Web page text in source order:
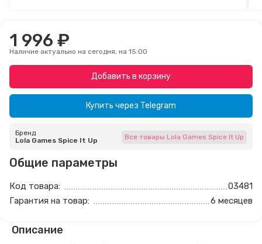
1 996 ₽
Наличие актуально на сегодня, на 15:00
Добавить в корзину
Купить через Telegram
Бренд
Lola Games Spice It Up
Все товары Lola Games Spice It Up
Общие параметры
Код товара:
03481
Гарантия на товар:
6 месяцев
Описание